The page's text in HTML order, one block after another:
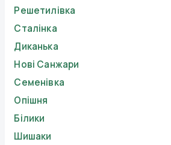
Решетилівка
Сталінка
Диканька
Нові Санжари
Семенівка
Опішня
Білики
Шишаки